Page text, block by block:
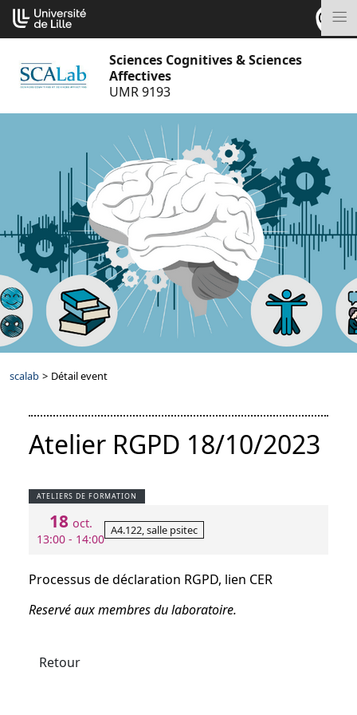
Aller
au
contenu
Sciences Cognitives & Sciences
Affectives
UMR 9193
scalab > Détail event
Atelier RGPD 18/10/2023
ATELIERS DE FORMATION
18 oct.
13:00 - 14:00
A4.122, salle psitec
Processus de déclaration RGPD, lien CER
Reservé aux membres du laboratoire.
Retour
Cookies management panel